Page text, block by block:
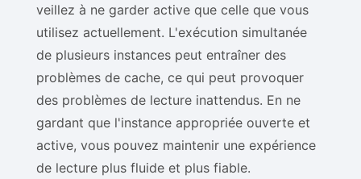
veillez à ne garder active que celle que vous
utilisez actuellement. L'exécution simultanée
de plusieurs instances peut entraîner des
problèmes de cache, ce qui peut provoquer
des problèmes de lecture inattendus. En ne
gardant que l'instance appropriée ouverte et
active, vous pouvez maintenir une expérience
de lecture plus fluide et plus fiable.